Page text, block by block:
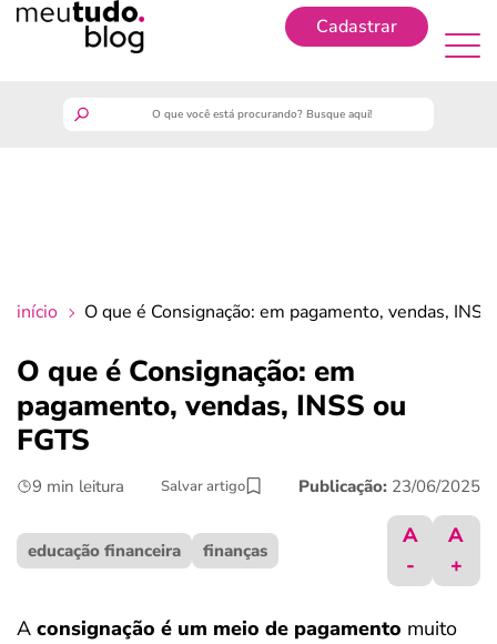
Cadastrar
crédito fácil
início O que é Consignação: em pagamento, vendas,
O que é Consignação: em
pagamento, vendas, INSS ou
FGTS
9 min leitura Salvar artigo Publicação: 23/06/2025
educação financeira finanças
A
-
A
+
A consignação é um meio de pagamento muito